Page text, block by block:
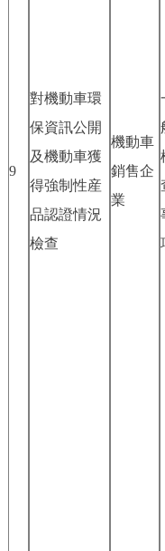
9
對機動車環
保資訊公開
及機動車獲
得強制性産
品認證情況
檢查
機動車
銷售企
業